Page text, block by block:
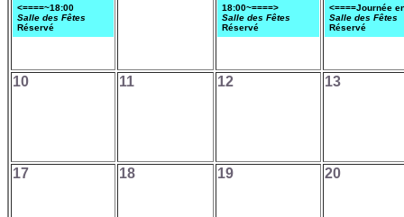
<====~18:00
Salle des Fêtes
Réservé
18:00~====>
Salle des Fêtes
Réservé
<====Journée
Salle des Fêtes
Réservé
10 11 12 13
17 18 19 20